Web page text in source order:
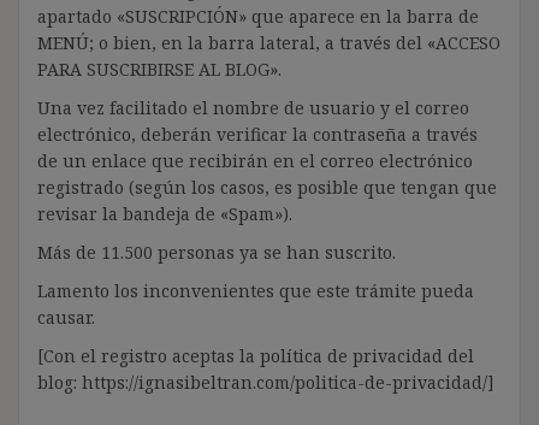
apartado «SUSCRIPCIÓN» que aparece en la barra de
MENÚ; o bien, en la barra lateral, a través del «ACCESO
PARA SUSCRIBIRSE AL BLOG».
Una vez facilitado el nombre de usuario y el correo
electrónico, deberán verificar la contraseña a través
de un enlace que recibirán en el correo electrónico
registrado (según los casos, es posible que tengan que
revisar la bandeja de «Spam»).
Más de 11.500 personas ya se han suscrito.
Lamento los inconvenientes que este trámite pueda
causar.
[Con el registro aceptas la política de privacidad del
blog: https://ignasibeltran.com/politica-de-privacidad/]